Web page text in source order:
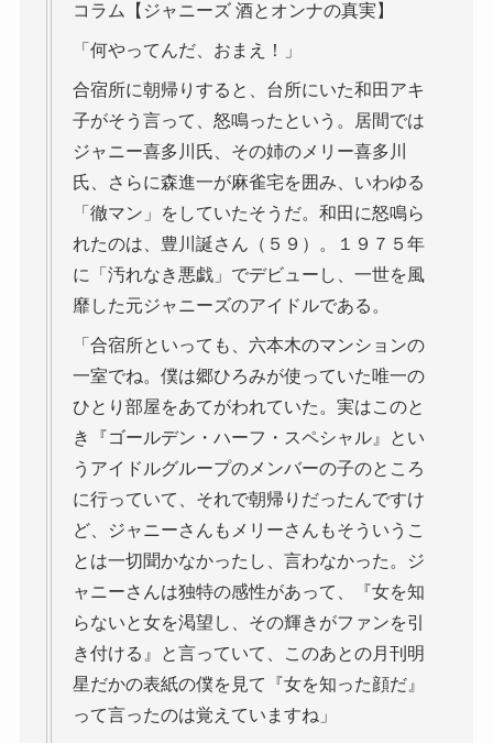
コラム【ジャニーズ 酒とオンナの真実】
「何やってんだ、おまえ！」
合宿所に朝帰りすると、台所にいた和田アキ
子がそう言って、怒鳴ったという。居間では
ジャニー喜多川氏、その姉のメリー喜多川
氏、さらに森進一が麻雀宅を囲み、いわゆる
「徹マン」をしていたそうだ。和田に怒鳴ら
れたのは、豊川誕さん（５９）。１９７５年
に「汚れなき悪戯」でデビューし、一世を風
靡した元ジャニーズのアイドルである。
「合宿所といっても、六本木のマンションの
一室でね。僕は郷ひろみが使っていた唯一の
ひとり部屋をあてがわれていた。実はこのと
き『ゴールデン・ハーフ・スペシャル』とい
うアイドルグループのメンバーの子のところ
に行っていて、それで朝帰りだったんですけ
ど、ジャニーさんもメリーさんもそういうこ
とは一切聞かなかったし、言わなかった。ジ
ャニーさんは独特の感性があって、『女を知
らないと女を渇望し、その輝きがファンを引
き付ける』と言っていて、このあとの月刊明
星だかの表紙の僕を見て『女を知った顔だ』
って言ったのは覚えていますね」